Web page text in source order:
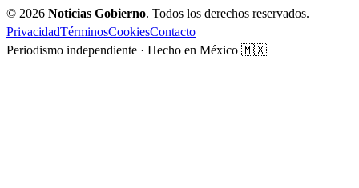
© 2026 Noticias Gobierno. Todos los derechos reservados.
PrivacidadTérminosCookiesContacto
Periodismo independiente · Hecho en México 🇲🇽